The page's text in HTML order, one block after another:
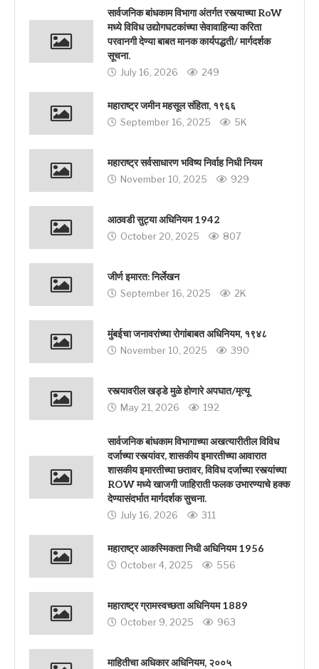
सार्वजनिक बांधकाम विभागा अंतर्गत रस्त्याच्या RoW
मध्ये विविध उद्योगघटकांच्या सेवावाहिन्या करिता
परवानगी देण्या बाबत मानक कार्यपद्धती/ मार्गदर्शक
सूचना.
July 16, 2026 249
महाराष्ट्र जमीन महसूल संहिता, १९६६
September 16, 2025 5K
महाराष्ट्र सर्वसाधारण भविष्य निर्वाह निधी नियम
November 10, 2025 929
आठवडी सुट्या अधिनियम 1942
October 20, 2025 807
जीर्ण इमारत: निर्लेखन
September 16, 2025 2K
मुंबईचा जनावरांच्या रोगांबाबत अधिनियम, १९४८
November 10, 2025 390
रस्त्यावरील खड्डे मुळे होणारे अपघात/मृत्यू
May 21, 2026 192
सार्वजनिक बांधकाम विभागाच्या अखत्यारीतील विविध
दर्जाच्या रस्त्यांवर, शासकीय इमारतीच्या आवारात
शासकीय इमारतीच्या छतावर, विविध दर्जाच्या रस्त्यांच्या
ROW मध्ये खाजगी जाहिराती फलक उभारण्याचे हक्क
देण्यासंदर्भात मार्गदर्शक सुचना.
July 16, 2026 311
महाराष्ट्र आकस्मिकता निधी अधिनियम 1956
October 4, 2025 556
महाराष्ट्र ग्रामस्वच्छता अधिनियम 1889
October 9, 2025 963
माहितीचा अधिकार अधिनियम, २००५